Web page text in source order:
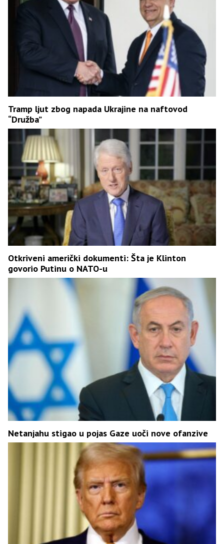
Tramp ljut zbog napada Ukrajine na naftovod
“Družba”
Otkriveni američki dokumenti: Šta je Klinton
govorio Putinu o NATO-u
Netanjahu stigao u pojas Gaze uoči nove ofanzive